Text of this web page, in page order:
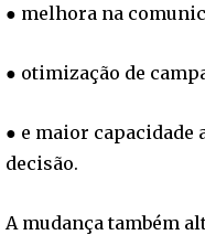
● melhora na
● otimização de
● e maior capacidade
decisão.
A mudança também